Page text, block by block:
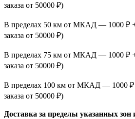
заказа от 50000 ₽)
В пределах 50 км от МКАД — 1000 ₽
заказа от 50000 ₽)
В пределах 75 км от МКАД — 1000 ₽
заказа от 50000 ₽)
В пределах 100 км от МКАД — 1000 ₽
заказа от 50000 ₽)
Доставка за пределы указанных зон